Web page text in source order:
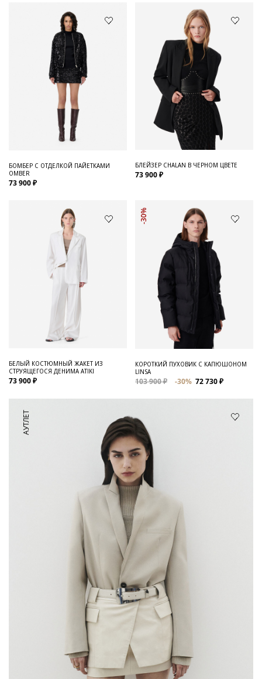
БОМБЕР С ОТДЕЛКОЙ ПАЙЕТКАМИ
OMBER
73 900 ₽
БЛЕЙЗЕР CHALAN В ЧЕРНОМ ЦВЕТЕ
73 900 ₽
БЕЛЫЙ КОСТЮМНЫЙ ЖАКЕТ ИЗ
СТРУЯЩЕГОСЯ ДЕНИМА ATIKI
73 900 ₽
-30%
КОРОТКИЙ ПУХОВИК С КАПЮШОНОМ
LINSA
103 900 ₽ -30% 72 730 ₽
АУТЛЕТ